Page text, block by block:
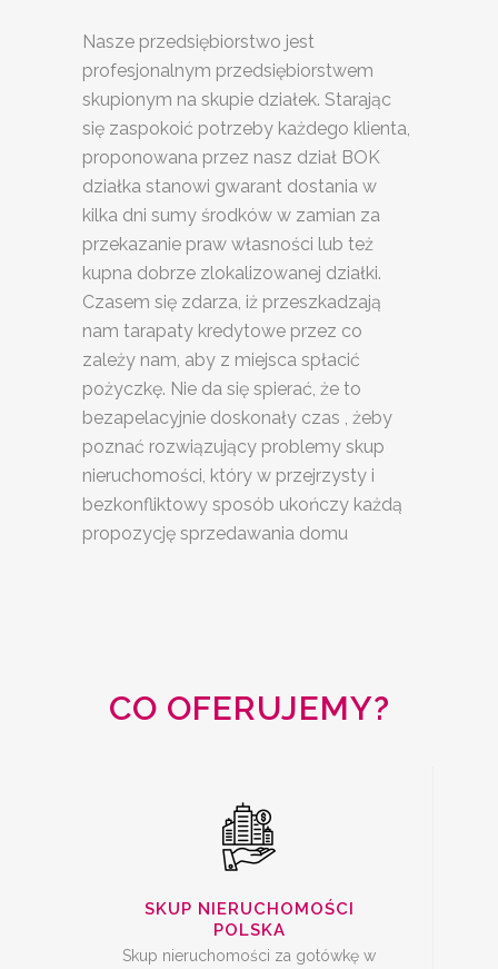
Nasze przedsiębiorstwo jest
profesjonalnym przedsiębiorstwem
skupionym na skupie działek. Starając
się zaspokoić potrzeby każdego klienta,
proponowana przez nasz dział BOK
działka stanowi gwarant dostania w
kilka dni sumy środków w zamian za
przekazanie praw własności lub też
kupna dobrze zlokalizowanej działki.
Czasem się zdarza, iż przeszkadzają
nam tarapaty kredytowe przez co
zależy nam, aby z miejsca spłacić
pożyczkę. Nie da się spierać, że to
bezapelacyjnie doskonały czas , żeby
poznać rozwiązujący problemy skup
nieruchomości, który w przejrzysty i
bezkonfliktowy sposób ukończy każdą
propozycję sprzedawania domu
CO OFERUJEMY?
SKUP NIERUCHOMOŚCI
POLSKA
Skup nieruchomości za gotówkę w
KREDYTEM